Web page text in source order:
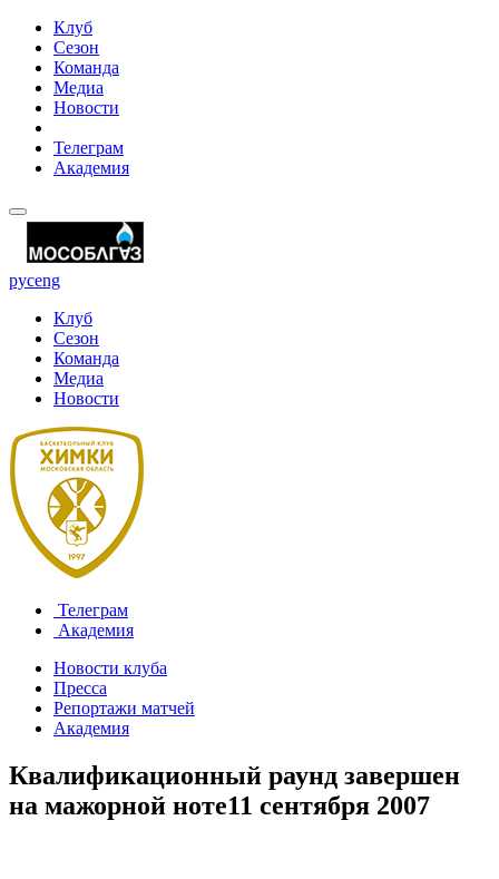
Клуб
Сезон
Команда
Медиа
Новости
Телеграм
Академия
русeng
Клуб
Сезон
Команда
Медиа
Новости
Телеграм
Академия
Новости клуба
Пресса
Репортажи матчей
Академия
Квалификационный раунд завершен
на мажорной ноте11 сентября 2007